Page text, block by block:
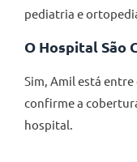
pediatria e
O Hospital São
Sim, Amil está entre
confirme a
hospital.